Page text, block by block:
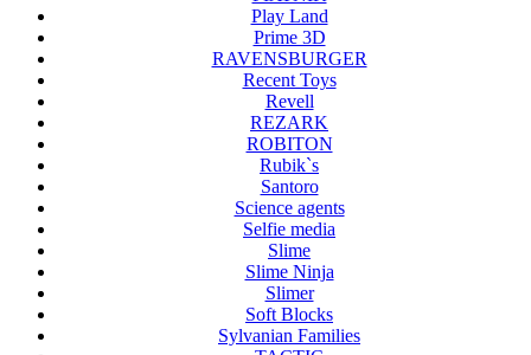
Play Land
Prime 3D
RAVENSBURGER
Recent Toys
Revell
REZARK
ROBITON
Rubik`s
Santoro
Science agents
Selfie media
Slime
Slime Ninja
Slimer
Soft Blocks
Sylvanian Families